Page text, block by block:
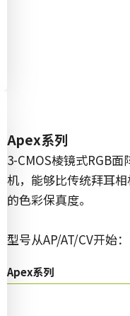
多传感
RGB/
用
单传
具有
相机可
括最新
单
Apex系列
3-CMOS棱镜式RGB面
机，能够比传统拜耳
的色彩保真度。
型号从AP/AT/CV开始：
Apex系列